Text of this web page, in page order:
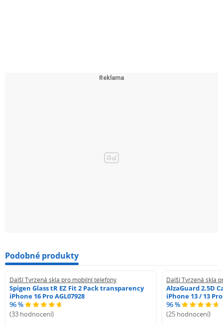
Podobné produkty
Další Tvrzená skla pro mobilní telefony
Spigen Glass tR EZ Fit 2 Pack transparency
iPhone 16 Pro AGL07928
96 %
(33 hodnocení)
Další Tvrzená skla
AlzaGuard 2.5D
iPhone 13 / 13 Pro
96 %
(25 hodnocení)